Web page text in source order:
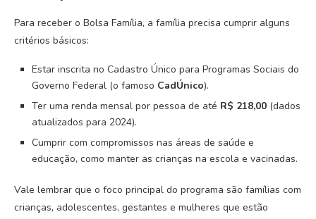
Para receber o Bolsa Família, a família precisa cumprir alguns
critérios básicos:
Estar inscrita no Cadastro Único para Programas Sociais do
Governo Federal (o famoso CadÚnico).
Ter uma renda mensal por pessoa de até R$ 218,00 (dados
atualizados para 2024).
Cumprir com compromissos nas áreas de saúde e
educação, como manter as crianças na escola e vacinadas.
Vale lembrar que o foco principal do programa são famílias com
crianças, adolescentes, gestantes e mulheres que estão